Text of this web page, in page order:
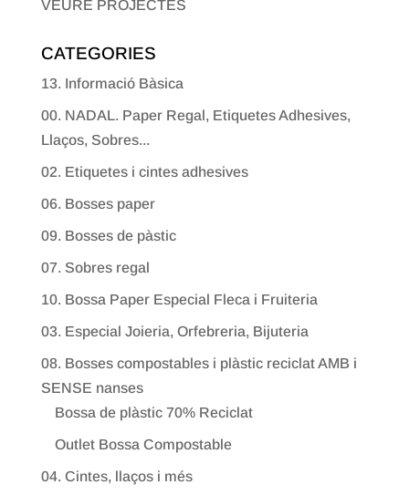
VEURE PROJECTES
CATEGORIES
13. Informació Bàsica
00. NADAL. Paper Regal, Etiquetes Adhesives,
Llaços, Sobres...
02. Etiquetes i cintes adhesives
06. Bosses paper
09. Bosses de pàstic
07. Sobres regal
10. Bossa Paper Especial Fleca i Fruiteria
03. Especial Joieria, Orfebreria, Bijuteria
08. Bosses compostables i plàstic reciclat AMB i
SENSE nanses
Bossa de plàstic 70% Reciclat
Outlet Bossa Compostable
04. Cintes, llaços i més